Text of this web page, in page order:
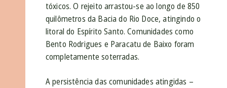
tóxicos. O rejeito arrastou-se ao longo de 850
quilômetros da Bacia do Rio Doce, atingindo o
litoral do Espírito Santo. Comunidades como
Bento Rodrigues e Paracatu de Baixo foram
completamente soterradas.
A persistência das comunidades atingidas –